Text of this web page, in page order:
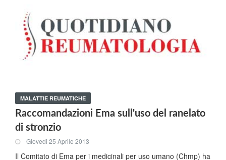
MALATTIE REUMATICHE
Raccomandazioni Ema sull'uso del ranelato
di stronzio
Giovedi 25 Aprile 2013
Il Comitato di Ema per i medicinali per uso umano (Chmp) ha